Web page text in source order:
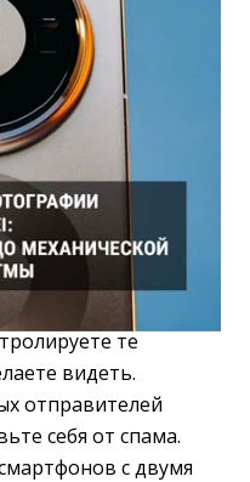
те
видеть.
отправителей
себя от спама.
с двумя